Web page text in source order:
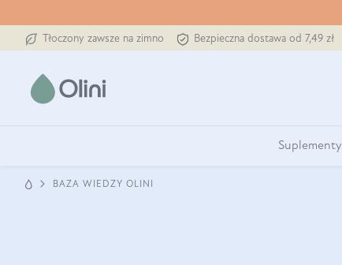
Tłoczony zawsze na zimno Bezpieczna dostawa od 7,49 zł
Suplementy
BAZA WIEDZY OLINI